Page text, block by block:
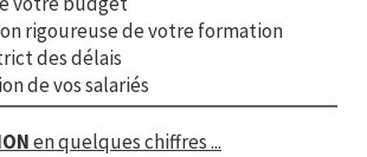
rigoureuse de votre formation
des délais
de vos salariés
en quelques chiffres ...